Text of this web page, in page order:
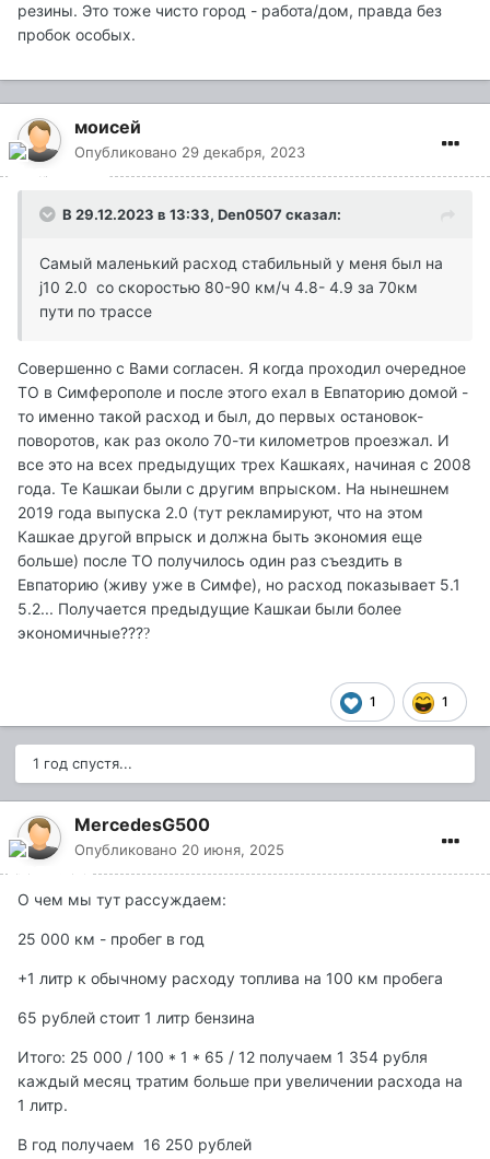
резины. Это тоже чисто город - работа/дом, правда без
пробок особых.
моисей
Опубликовано 29 декабря, 2023
В 29.12.2023 в 13:33, Den0507 сказал:
Самый маленький расход стабильный у меня был на
j10 2.0 со скоростью 80-90 км/ч 4.8- 4.9 за 70км
пути по трассе
Совершенно с Вами согласен. Я когда проходил очередное
ТО в Симферополе и после этого ехал в Евпаторию домой -
то именно такой расход и был, до первых остановок-
поворотов, как раз около 70-ти километров проезжал. И
все это на всех предыдущих трех Кашкаях, начиная с 2008
года. Те Кашкаи были с другим впрыском. На нынешнем
2019 года выпуска 2.0 (тут рекламируют, что на этом
Кашкае другой впрыск и должна быть экономия еще
больше) после ТО получилось один раз съездить в
Евпаторию (живу уже в Симфе), но расход показывает 5.1
5.2... Получается предыдущие Кашкаи были более
экономичные????
1 1
1 год спустя...
MercedesG500
Опубликовано 20 июня, 2025
О чем мы тут рассуждаем:
25 000 км - пробег в год
+1 литр к обычному расходу топлива на 100 км пробега
65 рублей стоит 1 литр бензина
Итого: 25 000 / 100 * 1 * 65 / 12 получаем 1 354 рубля
каждый месяц тратим больше при увеличении расхода на
1 литр.
В год получаем 16 250 рублей